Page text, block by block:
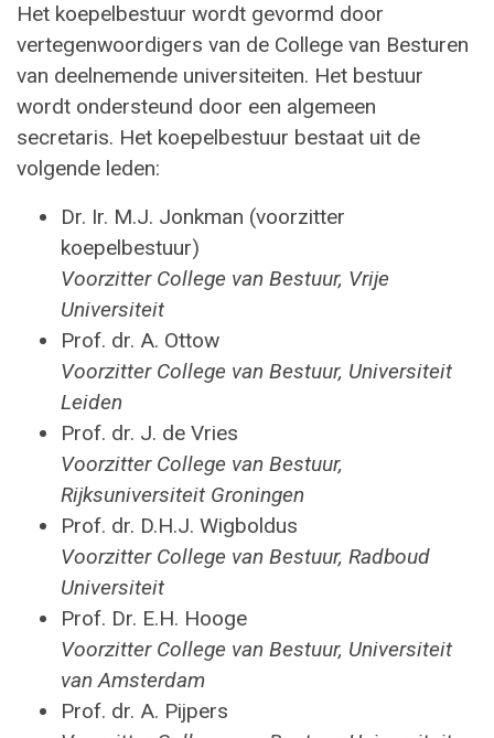
Het koepelbestuur wordt gevormd door
vertegenwoordigers van de College van Besturen
van deelnemende universiteiten. Het bestuur
wordt ondersteund door een algemeen
secretaris. Het koepelbestuur bestaat uit de
volgende leden:
Dr. Ir. M.J. Jonkman (voorzitter
koepelbestuur)
Voorzitter College van Bestuur, Vrije
Universiteit
Prof. dr. A. Ottow
Voorzitter College van Bestuur, Universiteit
Leiden
Prof. dr. J. de Vries
Voorzitter College van Bestuur,
Rijksuniversiteit Groningen
Prof. dr. D.H.J. Wigboldus
Voorzitter College van Bestuur, Radboud
Universiteit
Prof. Dr. E.H. Hooge
Voorzitter College van Bestuur, Universiteit
van Amsterdam
Prof. dr. A. Pijpers